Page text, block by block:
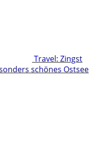
Travel: Zingst
schönes Ostsee